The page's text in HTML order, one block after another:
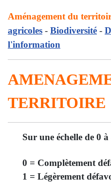
Aménagement du
agricoles - Biodiversité -
l'information
TERRITOIRE
Sur une échelle de 0 à
0 = Complètement
1 = Légèrement